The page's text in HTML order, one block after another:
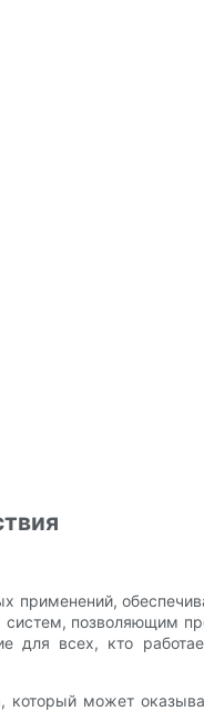
позволяющим
всех, кто
может